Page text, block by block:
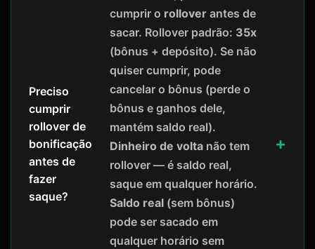
Preciso
cumprir
rollover de
bonificação
antes de
fazer
saque?
cumprir o rollover antes de
sacar. Rollover padrão: 35x
(bônus + depósito). Se não
quiser cumprir, pode
cancelar o bônus (perde o
bônus e ganhos dele,
mantém saldo real).
Dinheiro de volta não tem
rollover — é saldo real,
saque em qualquer horário.
Saldo real (sem bônus)
pode ser sacado em
qualquer horário sem